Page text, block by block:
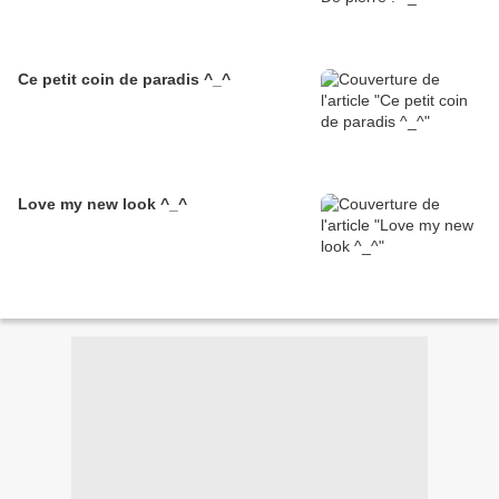
Ce petit coin de paradis ^_^
Love my new look ^_^